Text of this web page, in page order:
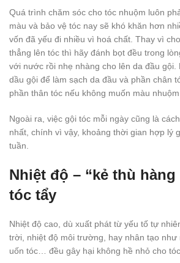
Quá trình chăm sóc cho tóc nhuộm luôn
màu và bảo vệ tóc nay sẽ khó khăn hơn
vốn đã yếu đi nhiều vì hoá chất. Thay vì
thẳng lên tóc thì hãy đánh bọt đều trong
với nước rồi nhẹ nhàng cho lên da đầu gội.
dầu gội để làm sạch da đầu và phần chân
phần thân tóc nếu không muốn màu
Ngoài ra, việc gội tóc mỗi ngày cũng là
nhất, chính vì vậy, khoảng thời gian hợp lý
tuần.
Nhiệt độ – “kẻ thù hàng
tóc tẩy
Nhiệt độ cao, dù xuất phát từ yếu tố tự
trời, nhiệt độ môi trường, hay nhân tạo như
uốn tóc… đều gây hại không hề nhỏ cho tóc